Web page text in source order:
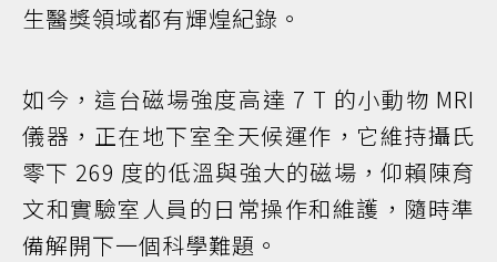
生醫獎領域都有輝煌紀錄。
如今，這台磁場強度高達 7 T 的小動物 MRI
儀器，正在地下室全天候運作，它維持攝氏
零下 269 度的低溫與強大的磁場，仰賴陳育
文和實驗室人員的日常操作和維護，隨時準
備解開下一個科學難題。